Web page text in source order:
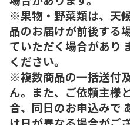
※果物・野菜類は、天
品のお届けが前後する
ていただく場合があり
ください。
※複数商品の一括送付
ん。また、ご依頼主様
合、同日のお申込みで